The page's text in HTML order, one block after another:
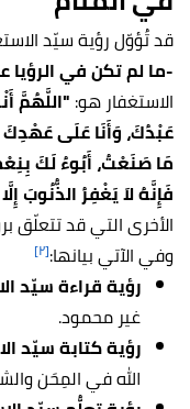
قد تُؤوّل رؤية سيّد
-ما لم تكن في الرؤيا
الاستغفار هو:"اللَّهُمَّ
عَبْدُكَ، وَأَنَا عَلَى
مَا صَنَعْتُ، أَبُوءُ لَكَ
فَإِنَّهُ لاَ يَغْفِرُ الذُّنُوبَ
الأخرى التي قد تتعلّق
وفي الآتي بيانها:[٢]
رؤية قراءة سيّد
غير محمود.
رؤية كتابة سيّد
الله في المِحَن